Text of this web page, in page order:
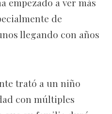
de
llegando con años
trató a un niño
con múltiples